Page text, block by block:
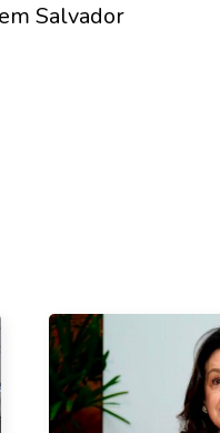
Salvador